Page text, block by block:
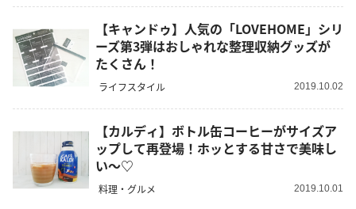
【キャンドゥ】人気の「LOVEHOME」シリ
ーズ第3弾はおしゃれな整理収納グッズが
たくさん！
ライフスタイル 2019.10.02
【カルディ】ボトル缶コーヒーがサイズア
ップして再登場！ホッとする甘さで美味し
い〜♡
料理・グルメ 2019.10.01